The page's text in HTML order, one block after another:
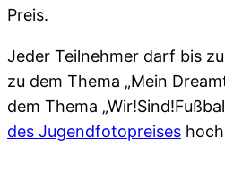
Preis.
Jeder Teilnehmer darf bis
zu dem Thema „Mein
dem Thema
des Jugendfotopreises